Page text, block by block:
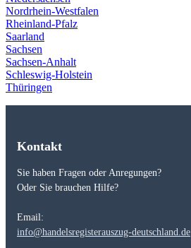
Nordrhein-Westfalen
Rheinland-Pfalz
Saarland
Sachsen
Sachsen-Anhalt
Schleswig-Holstein
Thüringen
Kontakt
Sie haben Fragen oder Anregungen?
Oder Sie brauchen Hilfe?
Email:
info@handelsregisterauszug-deutschland.de